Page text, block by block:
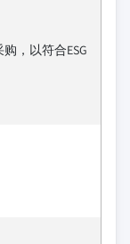
，以符合ESG